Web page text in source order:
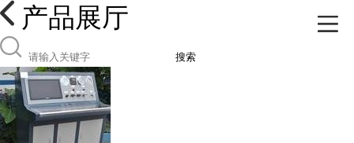
产品展厅
搜索